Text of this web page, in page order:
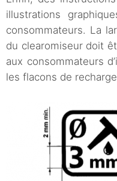
illustrations
consommateurs. La
du clearomiseur doit
aux consommateurs
les flacons de